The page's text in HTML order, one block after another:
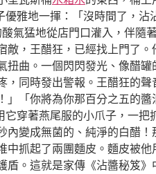
雅地一揮：「沒時間了，
氣猛地從店門口灌入，伴隨
，王醋狂，已經找上門了
曲。一個閃閃發光、像醋
同時發出警報。王醋狂的
「你將為你那百分之五的
穿著燕尾服的小爪子，一
變成無菌的、純淨的白醋
抓起了兩團麵皮。麵皮被
盾。這就是家傳《沾醬秘笈